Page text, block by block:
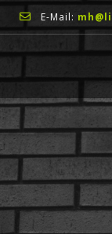
E-Mail: